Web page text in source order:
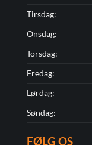
Tirsdag:
Onsdag:
Torsdag:
Fredag:
Lørdag:
Søndag:
FØLG OS